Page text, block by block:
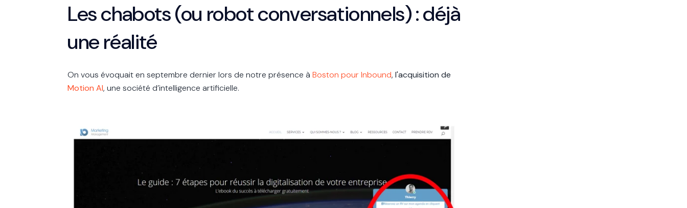
Les chabots (ou robot conversationnels) : déjà
une réalité
On vous évoquait en septembre dernier lors de notre présence à Boston pour Inbound, l'acquisition de
Motion AI, une société d’intelligence artificielle.